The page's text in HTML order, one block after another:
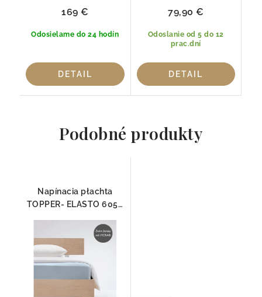
Odosielame do 24 hodín
169 €
DETAIL
Odoslanie od 5 do 12
prac.dní
79,90 €
DETAIL
Podobné produkty
Napínacia płachta
TOPPER- ELASTO 6056